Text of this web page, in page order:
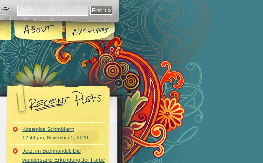
Kostenlos Schmökern
12:48 pm, November 5, 2020
Jetzt im Buchhandel: Die
wundersame Erkundung der Farbe